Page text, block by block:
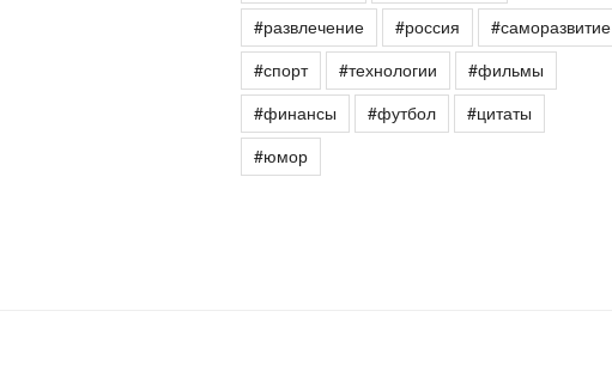
#развлечение
#россия
#саморазвитие
#спорт
#технологии
#фильмы
#финансы
#футбол
#цитаты
#юмор